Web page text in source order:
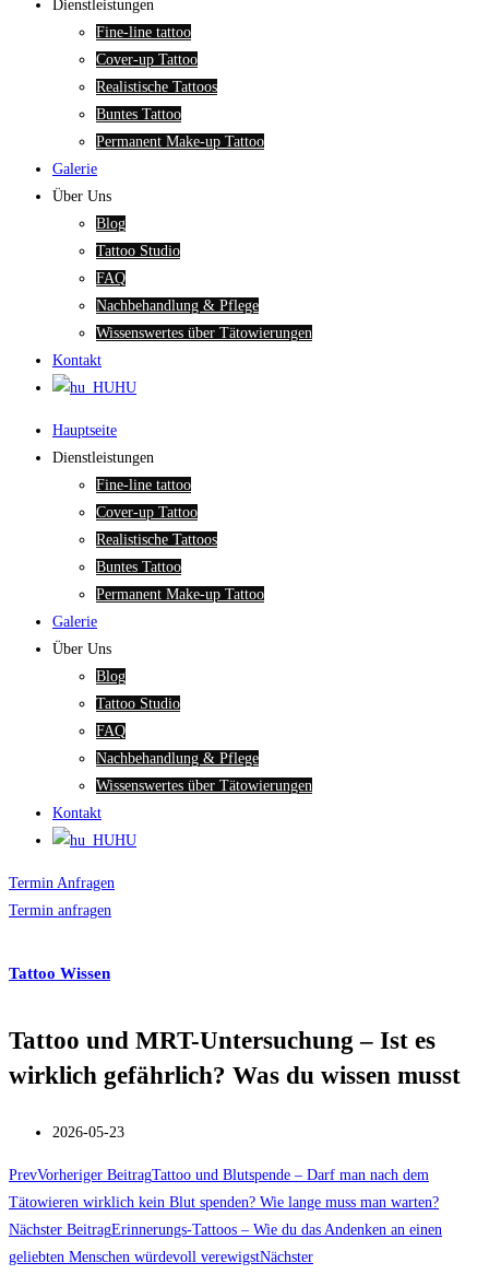
Dienstleistungen
Fine-line tattoo
Cover-up Tattoo
Realistische Tattoos
Buntes Tattoo
Permanent Make-up Tattoo
Galerie
Über Uns
Blog
Tattoo Studio
FAQ
Nachbehandlung & Pflege
Wissenswertes über Tätowierungen
Kontakt
HU
Hauptseite
Dienstleistungen
Fine-line tattoo
Cover-up Tattoo
Realistische Tattoos
Buntes Tattoo
Permanent Make-up Tattoo
Galerie
Über Uns
Blog
Tattoo Studio
FAQ
Nachbehandlung & Pflege
Wissenswertes über Tätowierungen
Kontakt
HU
Termin Anfragen
Termin anfragen
Tattoo Wissen
Tattoo und MRT-Untersuchung – Ist es
wirklich gefährlich? Was du wissen musst
2026-05-23
PrevVorheriger BeitragTattoo und Blutspende – Darf man nach dem
Tätowieren wirklich kein Blut spenden? Wie lange muss man warten?
Nächster BeitragErinnerungs-Tattoos – Wie du das Andenken an einen
geliebten Menschen würdevoll verewigstNächster